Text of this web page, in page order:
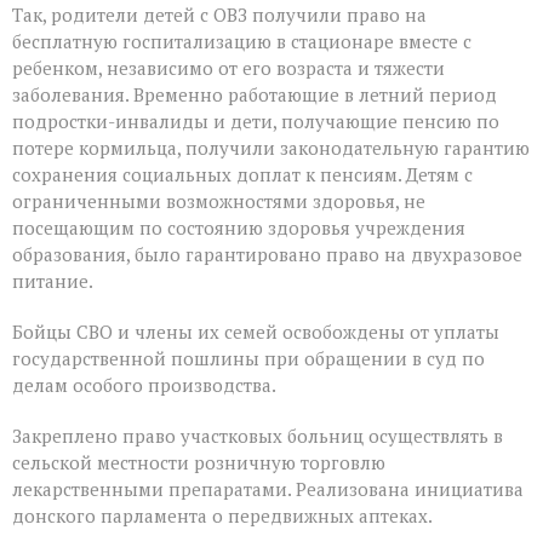
Так, родители детей с ОВЗ получили право на
бесплатную госпитализацию в стационаре вместе с
ребенком, независимо от его возраста и тяжести
заболевания. Временно работающие в летний период
подростки-инвалиды и дети, получающие пенсию по
потере кормильца, получили законодательную гарантию
сохранения социальных доплат к пенсиям. Детям с
ограниченными возможностями здоровья, не
посещающим по состоянию здоровья учреждения
образования, было гарантировано право на двухразовое
питание.
Бойцы СВО и члены их семей освобождены от уплаты
государственной пошлины при обращении в суд по
делам особого производства.
Закреплено право участковых больниц осуществлять в
сельской местности розничную торговлю
лекарственными препаратами. Реализована инициатива
донского парламента о передвижных аптеках.